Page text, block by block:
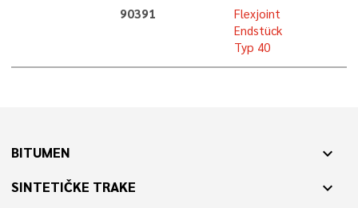
90391
Flexjoint
Endstück
Typ 40
BITUMEN expand_more
SINTETIČKE TRAKE expand_more